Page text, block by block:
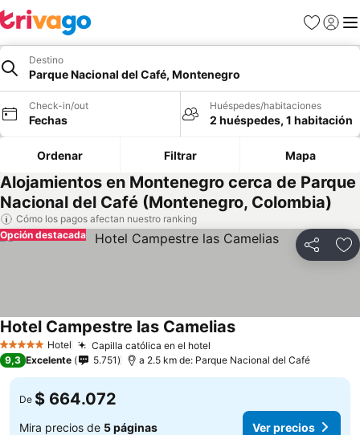
Favoritos
Iniciar
Destino
Parque Nacional del Café, Montenegro
Check-in/out
Fechas
Huéspedes/habitaciones
2 huéspedes, 1 habitación
Ordenar Filtrar Mapa
Alojamientos en Montenegro cerca de Parque
Nacional del Café (Montenegro, Colombia)
Cómo los pagos afectan nuestro ranking
Compartir
Opción destacada
5 Estrellas Hotel Capilla católica en el hotel
Hotel Campestre las Camelias
9,3 Excelente 5.751 a 2.5 km de: Parque Nacional del Café
De $ 664.072
Mira precios de 5 páginas Ver precios